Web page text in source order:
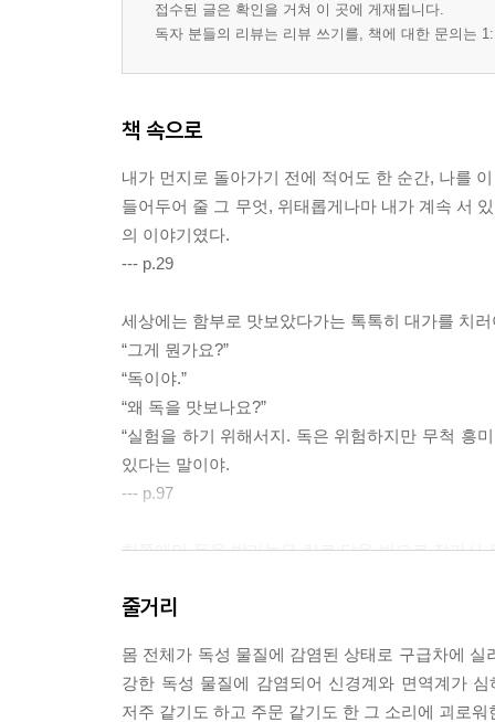
접수된 글은 확인을 거쳐 이 곳에 게재됩니다.
독자 분들의 리뷰는 리뷰 쓰기를, 책에 대한 문의는
책 속으로
내가 먼지로 돌아가기 전에 적어도 한 순간, 나를
들어두어 줄 그 무엇, 위태롭게나마 내가 계속 서
의 이야기였다.
--- p.29
세상에는 함부로 맛보았다가는 톡톡히 대가를 치러
“그게 뭔가요?”
“독이야.”
“왜 독을 맛보나요?”
“실험을 하기 위해서지. 독은 위험하지만 무척 흥
있다는 말이야.
--- p.97
한쪽에만 독을 발라놓은 칼로 닭을 반으로 잘라
하면 침실을 밝히는 양초에 비소를 섞어 공기 중
여 흘러나왔다.
--- p.97~98
줄거리
몸 전체가 독성 물질에 감염된 상태로 구급차에 실
강한 독성 물질에 감염되어 신경계와 면역계가
저주 같기도 하고 주문 같기도 한 그 소리에 괴로워